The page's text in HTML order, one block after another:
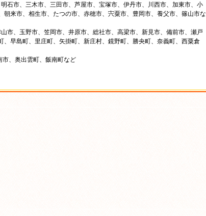
石市、三木市、三田市、芦屋市、宝塚市、伊丹市、川西市、加東市、小
来市、相生市、たつの市、赤穂市、宍粟市、豊岡市、養父市、篠山市な
市、玉野市、笠岡市、井原市、総社市、高梁市、新見市、備前市、瀬戸
早島町、里庄町、矢掛町、新庄村、鏡野町、勝央町、奈義町、西粟倉
市、奥出雲町、飯南町など